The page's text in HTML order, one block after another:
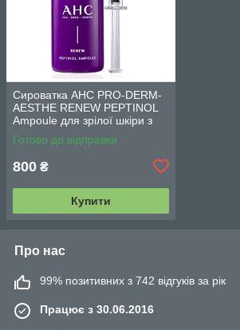
Сироватка AHC PRO-DERM-
AESTHE RENEW PEPTINOL
Ampoule для зрілої шкіри з
ретинолом (10,1 ppm) 30 мл
Готово до відправки
800 ₴
Купити
Про нас
99% позитивних з 742 відгуків за рік
Працює з 30.06.2016